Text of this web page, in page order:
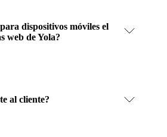
dispositivos móviles el
web de Yola?
al cliente?